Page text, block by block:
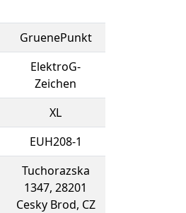
GruenePunkt
ElektroG-
Zeichen
XL
EUH208-1
Tuchorazska
1347, 28201
Cesky Brod, CZ